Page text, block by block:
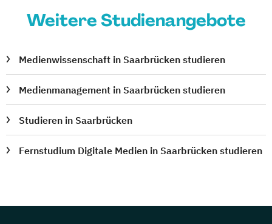
Weitere Studienangebote
Medienwissenschaft in Saarbrücken studieren
Medienmanagement in Saarbrücken studieren
Studieren in Saarbrücken
Fernstudium Digitale Medien in Saarbrücken studieren